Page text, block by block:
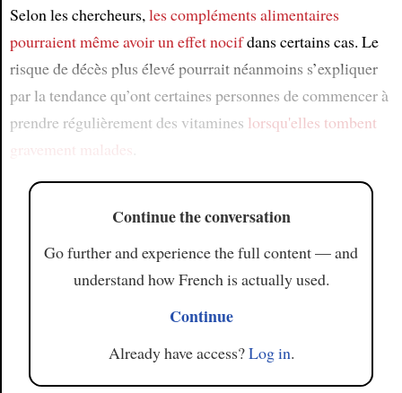
Selon les chercheurs, les compléments alimentaires
pourraient même avoir un effet nocifdans certains cas. Le
risque de décès plus élevé pourrait néanmoins s’expliquer
par la tendance qu’ont certaines personnes de commencer à
prendre régulièrement des vitamines lorsqu'elles tombent
gravement malades
Continue the conversation
Go further and experience the full content — and
understand how French is actually used.
Continue
Already have access?Log in.